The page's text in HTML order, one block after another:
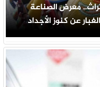
معرض الصناعة
عن كنوز الأجداد